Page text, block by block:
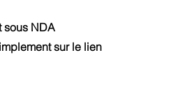
sous NDA
sur le lien